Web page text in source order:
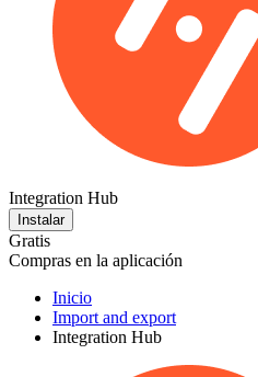
Integration Hub
Instalar
Gratis
Compras en la aplicación
Inicio
Import and export
Integration Hub